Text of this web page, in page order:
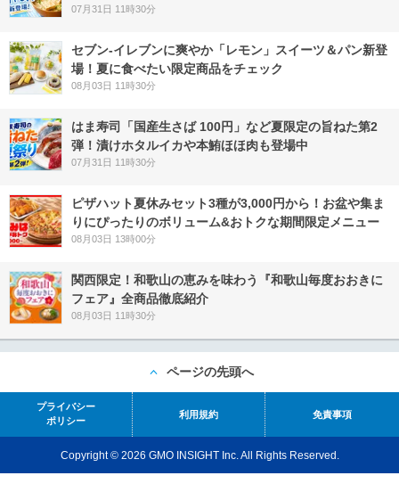
07月31日 11時30分
セブン‐イレブンに爽やか「レモン」スイーツ＆パン新登
場！夏に食べたい限定商品をチェック
08月03日 11時30分
はま寿司「国産生さば 100円」など夏限定の旨ねた第2
弾！漬けホタルイカや本鮪ほほ肉も登場中
07月31日 11時30分
ピザハット夏休みセット3種が3,000円から！お盆や集ま
りにぴったりのボリューム&おトクな期間限定メニュー
08月03日 13時00分
関西限定！和歌山の恵みを味わう『和歌山毎度おおきに
フェア』全商品徹底紹介
08月03日 11時30分
ページの先頭へ
プライバシー
ポリシー
利用規約 免責事項
Copyright © 2026 GMO INSIGHT Inc. All Rights Reserved.